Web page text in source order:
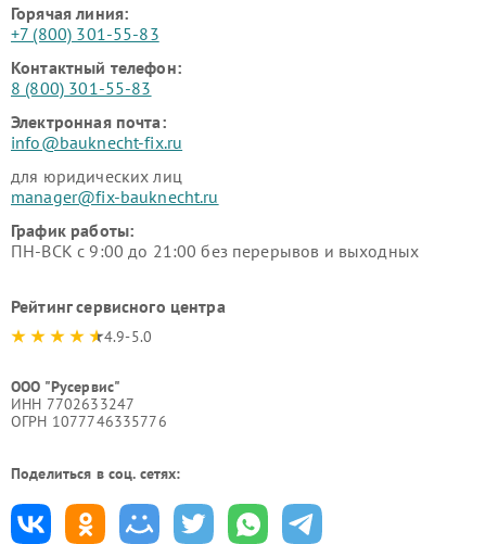
Горячая линия:
+7 (800) 301-55-83
Контактный телефон:
8 (800) 301-55-83
Электронная почта:
info@bauknecht-fix.ru
для юридических лиц
manager@fix-bauknecht.ru
График работы:
ПН-ВСК с 9:00 до 21:00 без перерывов и выходных
Рейтинг сервисного центра
4.9-5.0
ООО "Русервис"
ИНН 7702633247
ОГРН 1077746335776
Поделиться в соц. сетях: